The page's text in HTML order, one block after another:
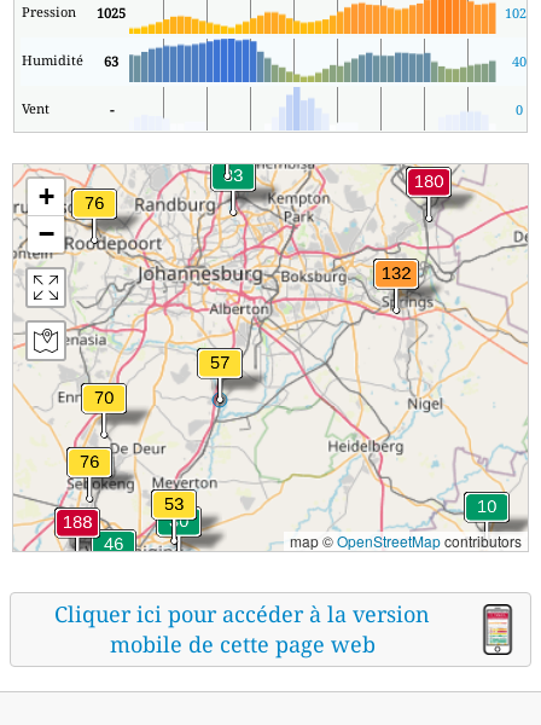
Pression 1025 1020
Humidité 63 40
Vent - 0
+
−
map ©OpenStreetMapcontributors
Cliquer ici pour accéder à la version
mobile de cette page web